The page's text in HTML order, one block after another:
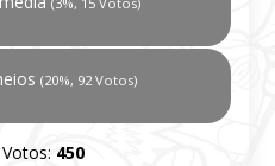
(20%, 92 Votos)
450